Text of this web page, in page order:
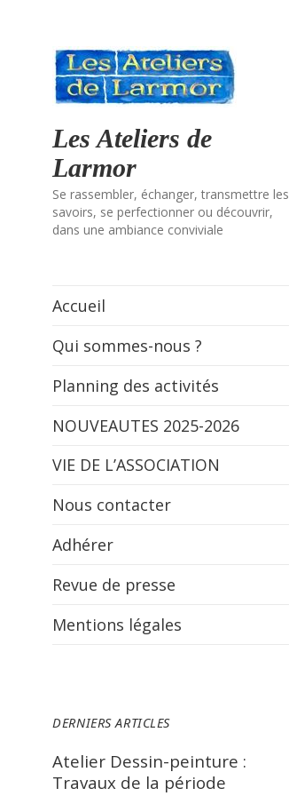
Les Ateliers de
Larmor
Se rassembler, échanger, transmettre les
savoirs, se perfectionner ou découvrir,
dans une ambiance conviviale
Accueil
Qui sommes-nous ?
Planning des activités
NOUVEAUTES 2025-2026
VIE DE L’ASSOCIATION
Nous contacter
Adhérer
Revue de presse
Mentions légales
DERNIERS ARTICLES
Atelier Dessin-peinture :
Travaux de la période